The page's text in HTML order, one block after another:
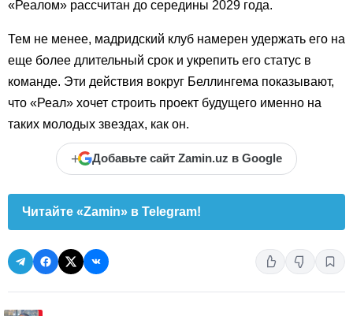
«Реалом» рассчитан до середины 2029 года.
Тем не менее, мадридский клуб намерен удержать его на
еще более длительный срок и укрепить его статус в
команде. Эти действия вокруг Беллингема показывают,
что «Реал» хочет строить проект будущего именно на
таких молодых звездах, как он.
+ Добавьте сайт Zamin.uz в Google
Читайте «Zamin» в Telegram!